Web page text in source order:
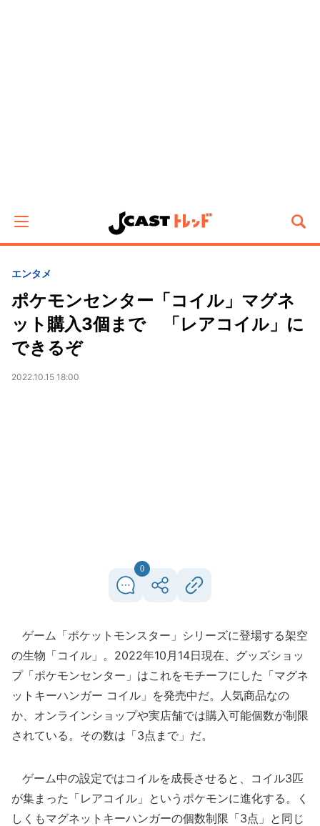
エンタメ
ポケモンセンター「コイル」マグネ
ット購入3個まで 「レアコイル」に
できるぞ
2022.10.15 18:00
0
ゲーム「ポケットモンスター」シリーズに登場する架空
の生物「コイル」。2022年10月14日現在、グッズショッ
プ「ポケモンセンター」はこれをモチーフにした「マグネ
ットキーハンガー コイル」を発売中だ。人気商品なの
か、オンラインショップや実店舗では購入可能個数が制限
されている。その数は「3点まで」だ。
ゲーム中の設定ではコイルを成長させると、コイル3匹
が集まった「レアコイル」というポケモンに進化する。く
しくもマグネットキーハンガーの個数制限「3点」と同じ